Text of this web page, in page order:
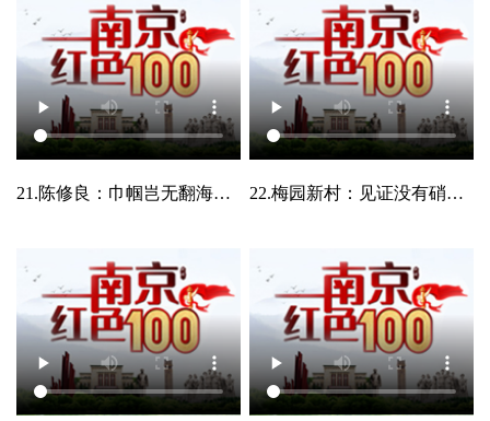
21.陈修良：巾帼岂无翻海鲸.mp4 22.梅园新村：见证没有硝烟的战争.mp4